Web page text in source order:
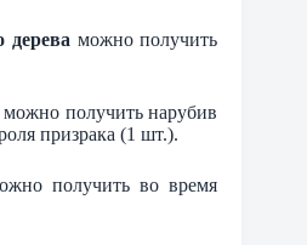
дерева можно получить
можно получить нарубив
призрака (1 шт.).
получить во время